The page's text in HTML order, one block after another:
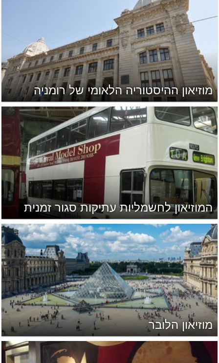
מוזיאון ההיסטוריה הלאומי של רומניה
המוזיאון לחשמליות עתיקות סגור זמנית
מוזיאון הלובר